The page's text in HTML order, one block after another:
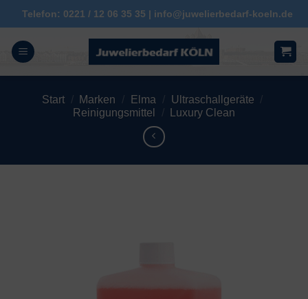
Zum
Inhalt
springen
Telefon: 0221 / 12 06 35 35 | info@juwelierbedarf-koeln.de
Start / Marken / Elma / Ultraschallgeräte /
Reinigungsmittel
/ Luxury Clean